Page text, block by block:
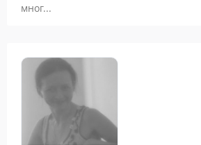
мног...